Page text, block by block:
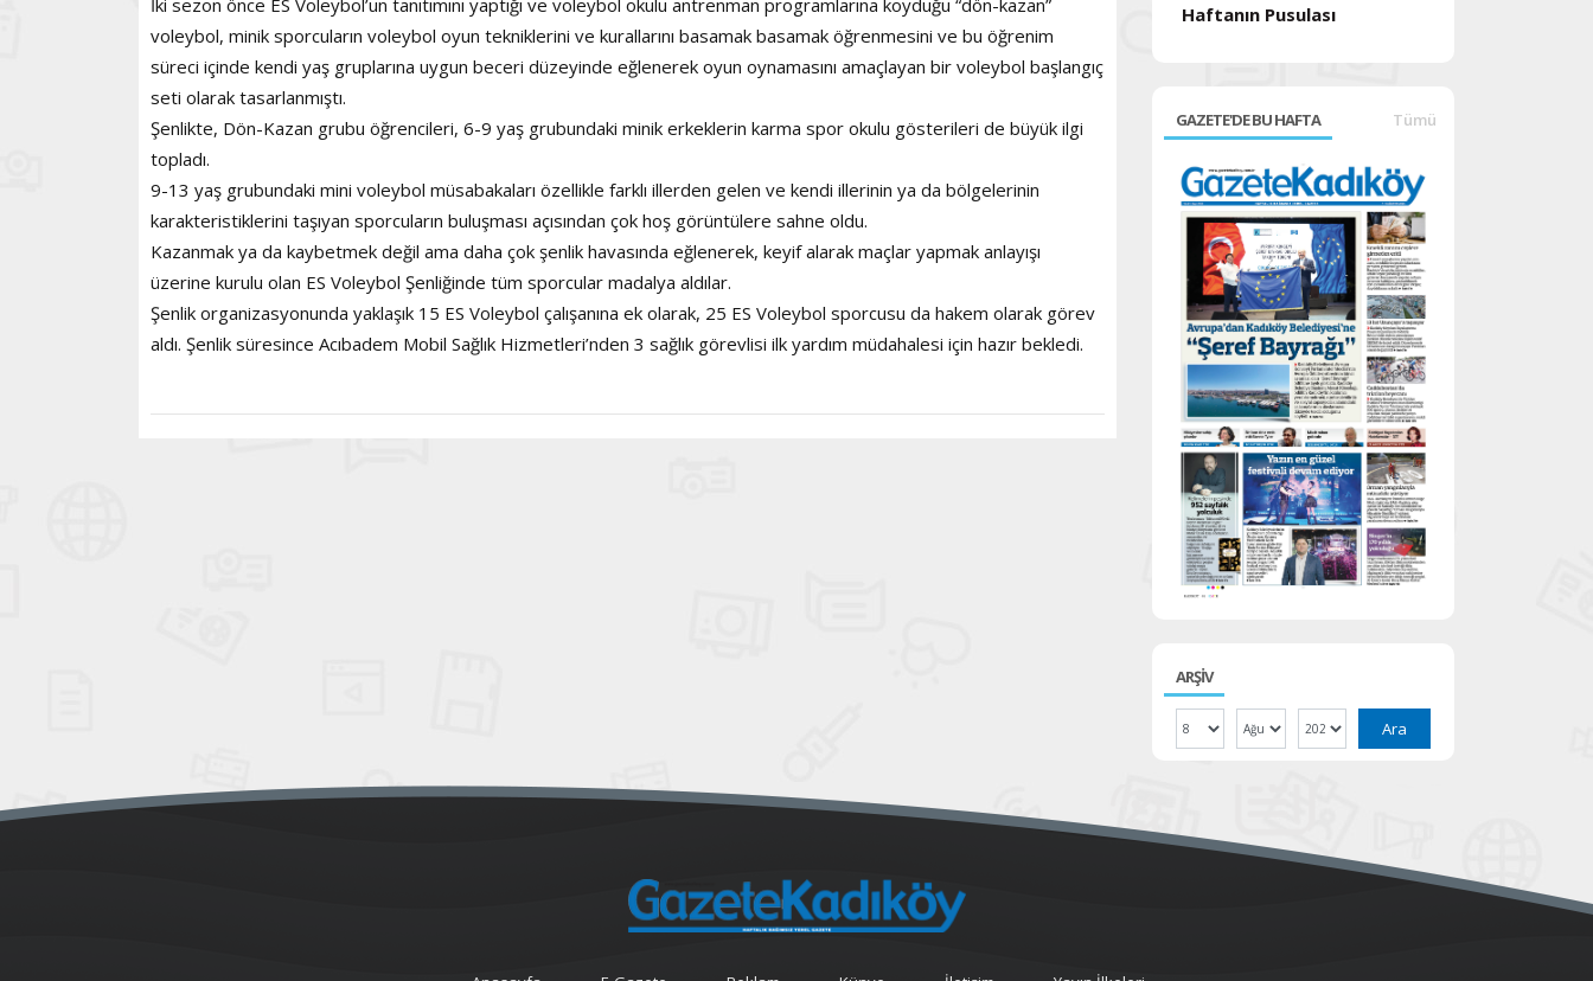
voleybol, minik sporcuların voleybol oyun tekniklerini ve kurallarını basamak basamak öğrenmesini ve bu öğrenim
süreci içinde kendi yaş gruplarına uygun beceri düzeyinde eğlenerek oyun oynamasını amaçlayan bir voleybol başlangıç
seti olarak tasarlanmıştı.
Şenlikte, Dön-Kazan grubu öğrencileri, 6-9 yaş grubundaki minik erkeklerin karma spor okulu gösterileri de büyük ilgi
topladı.
9-13 yaş grubundaki mini voleybol müsabakaları özellikle farklı illerden gelen ve kendi illerinin ya da bölgelerinin
karakteristiklerini taşıyan sporcuların buluşması açısından çok hoş görüntülere sahne oldu.
Kazanmak ya da kaybetmek değil ama daha çok şenlik havasında eğlenerek, keyif alarak maçlar yapmak anlayışı
üzerine kurulu olan ES Voleybol Şenliğinde tüm sporcular madalya aldılar.
Şenlik organizasyonunda yaklaşık 15 ES Voleybol çalışanına ek olarak, 25 ES Voleybol sporcusu da hakem olarak görev
aldı. Şenlik süresince Acıbadem Mobil Sağlık Hizmetleri’nden 3 sağlık görevlisi ilk yardım müdahalesi için hazır bekledi.
Haftanın Pusulası
GAZETE'DE BU HAFTA Tümü
ARŞİV
Ara